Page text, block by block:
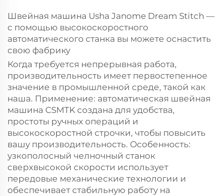
Швейная машина Usha Janome Dream Stitch —
с помощью высокоскоростного
автоматического станка вы можете оснастить
свою фабрику
Когда требуется непрерывная работа,
производительность имеет первостепенное
значение в промышленной среде, такой как
наша. Применение: автоматическая швейная
машина CSMTK создана для удобства,
простоты ручных операций и
высокоскоростной строчки, чтобы повысить
вашу производительность. Особенность:
узкополосный челночный станок
сверхвысокой скорости использует
передовые механические технологии и
обеспечивает стабильную работу на